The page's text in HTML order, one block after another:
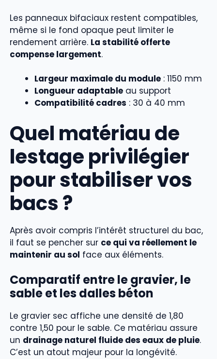
Les panneaux bifaciaux restent compatibles,
même si le fond opaque peut limiter le
rendement arrière. La stabilité offerte
compense largement.
Largeur maximale du module : 1150 mm
Longueur adaptable au support
Compatibilité cadres : 30 à 40 mm
Quel matériau de
lestage privilégier
pour stabiliser vos
bacs ?
Après avoir compris l’intérêt structurel du bac,
il faut se pencher sur ce qui va réellement le
maintenir au sol face aux éléments.
Comparatif entre le gravier, le
sable et les dalles béton
Le gravier sec affiche une densité de 1,80
contre 1,50 pour le sable. Ce matériau assure
un drainage naturel fluide des eaux de pluie.
C’est un atout majeur pour la longévité.